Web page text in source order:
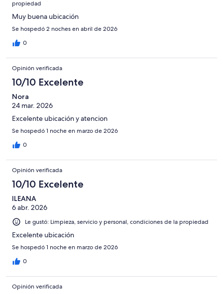
propiedad
Muy buena ubicación
Se hospedó 2 noches en abril de 2026
0
Opinión verificada
10/10 Excelente
Nora
24 mar. 2026
Excelente ubicación y atencion
Se hospedó 1 noche en marzo de 2026
0
Opinión verificada
10/10 Excelente
ILEANA
6 abr. 2026
Le gustó: Limpieza, servicio y personal, condiciones de la propiedad
Excelente ubicación
Se hospedó 1 noche en marzo de 2026
0
Opinión verificada